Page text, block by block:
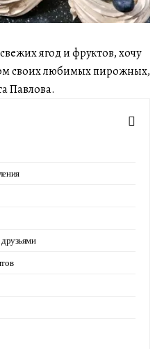
ягод и фруктов, хочу
своих любимых пирожных,
Павлова.